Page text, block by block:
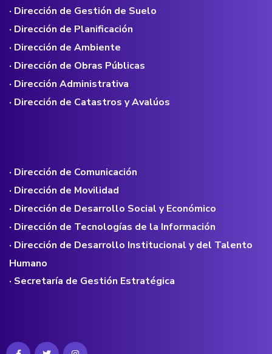
· Dirección de Gestión de Suelo
· Dirección de Planificación
· Dirección de Ambiente
· Dirección de Obras Públicas
· Dirección Administrativa
· Dirección de Catastros y Avalúos
· Dirección de Comunicación
· Dirección de Movilidad
· Dirección de Desarrollo Social y Económico
· Dirección de Tecnologías de la Información
· Dirección de Desarrollo Institucional y del Talento
Humano
· Secretaría de Gestión Estratégica